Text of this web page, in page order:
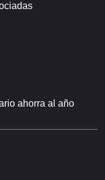
ahorra al año